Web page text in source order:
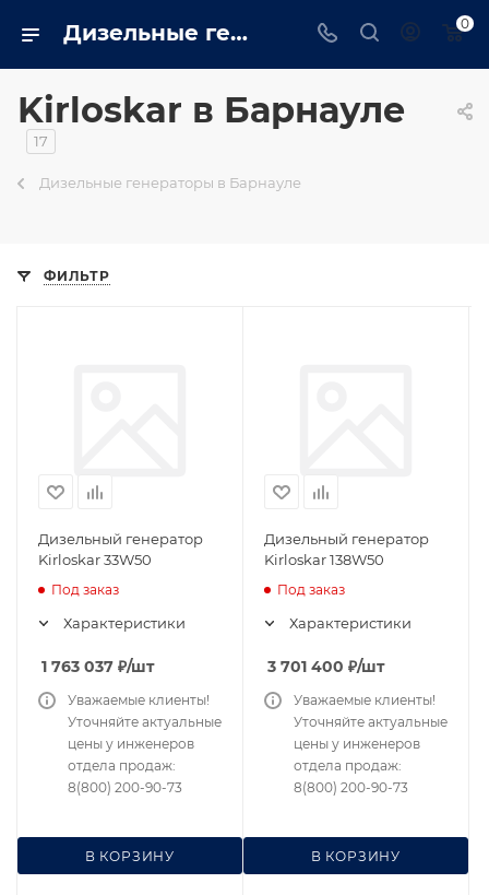
Дизельные генераторы kirloskar: Промышленные, бытовые купить в Барнауле на сайте - barnaul.trustenergo.ru 0
Kirloskar в Барнауле
17
Дизельные генераторы в Барнауле
ФИЛЬТР
Дизельный генератор
Kirloskar 33W50
Под заказ
Характеристики
1 763 037 ₽/шт
В КОРЗИНУ
Уважаемые клиенты!
Уточняйте актуальные
цены у инженеров
отдела продаж:
8(800) 200-90-73
Дизельный генератор
Kirloskar 138W50
Под заказ
Характеристики
3 701 400 ₽/шт
В КОРЗИНУ
Уважаемые клиенты!
Уточняйте актуальные
цены у инженеров
отдела продаж:
8(800) 200-90-73